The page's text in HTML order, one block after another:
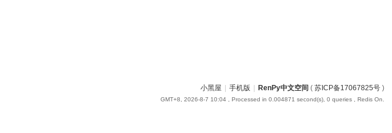
小黑屋 手机版 RenPy中文空间 ( 苏ICP备17067825号)
GMT+8, 2026-8-7 10:04, Processed in 0.004871 second(s), 0 queries , Redis On.